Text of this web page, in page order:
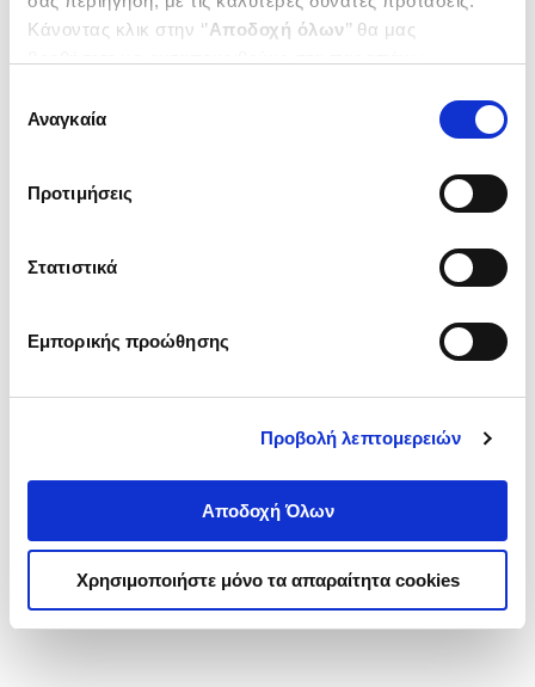
Κάνοντας κλικ στην ‘’Αποδοχή όλων’’ θα μας
ενδιαφέρουν και να επιλέξετε από τα παρακάτω με την
΄΄και να ενημερωθείτε σχετικά με
συγκατάθεσης
Αναγκαία
Προτιμήσεις
Στατιστικά
Εμπορικής προώθησης
Προβολή λεπτομερειών
Αποδοχή Όλων
Χρησιμοποιήστε μόνο τα απαραίτητα cookies